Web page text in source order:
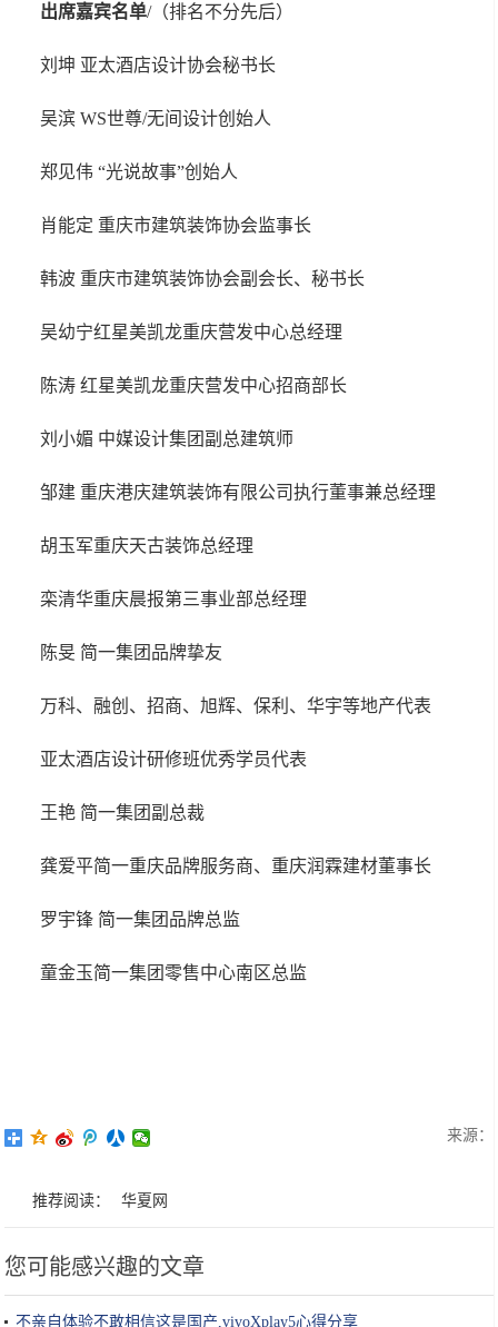
出席嘉宾名单/（排名不分先后）
刘坤 亚太酒店设计协会秘书长
吴滨 WS世尊/无间设计创始人
郑见伟 “光说故事”创始人
肖能定 重庆市建筑装饰协会监事长
韩波 重庆市建筑装饰协会副会长、秘书长
吴幼宁红星美凯龙重庆营发中心总经理
陈涛 红星美凯龙重庆营发中心招商部长
刘小媚 中媒设计集团副总建筑师
邹建 重庆港庆建筑装饰有限公司执行董事兼总经理
胡玉军重庆天古装饰总经理
栾清华重庆晨报第三事业部总经理
陈旻 简一集团品牌挚友
万科、融创、招商、旭辉、保利、华宇等地产代表
亚太酒店设计研修班优秀学员代表
王艳 简一集团副总裁
龚爱平简一重庆品牌服务商、重庆润霖建材董事长
罗宇锋 简一集团品牌总监
童金玉简一集团零售中心南区总监
来源：
推荐阅读： 华夏网
您可能感兴趣的文章
不亲自体验不敢相信这是国产,vivoXplay5心得分享